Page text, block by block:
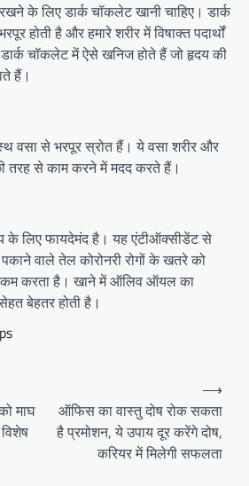
के लिए डार्क चॉकलेट खानी चाहिए। डार्क
होती है और हमारे शरीर में विषाक्त पदार्थों
चॉकलेट में ऐसे खनिज होते हैं जो हृदय की
हैं।
वसा से भरपूर स्रोत हैं। ये वसा शरीर और
तरह से काम करने में मदद करते हैं।
लिए फायदेमंद है। यह एंटीऑक्सीडेंट से
वाले तेल कोरोनरी रोगों के खतरे को
करता है। खाने में ऑलिव ऑयल का
बेहतर होती है।
माघ
ऑफिस का वास्तु दोष रोक सकता
है प्रमोशन, ये उपाय दूर करेंगे दोष,
करियर में मिलेगी सफलता
⟶